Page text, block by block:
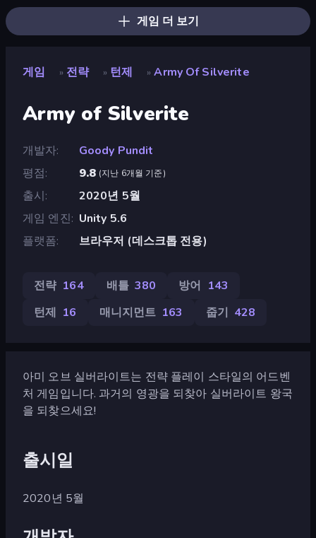
게임 더 보기
게임 » 전략 » 턴제 » Army Of Silverite
Army of Silverite
개발자
Goody Pundit
평점
9.8 (지난 6개월 기준)
출시
2020년 5월
게임 엔진
Unity 5.6
플랫폼
브라우저 (데스크톱 전용)
전략 164 배틀 380 방어 143
턴제 16 매니지먼트 163 줍기 428
아미 오브 실버라이트는 전략 플레이 스타일의 어드벤
처 게임입니다. 과거의 영광을 되찾아 실버라이트 왕국
을 되찾으세요!
출시일
2020년 5월